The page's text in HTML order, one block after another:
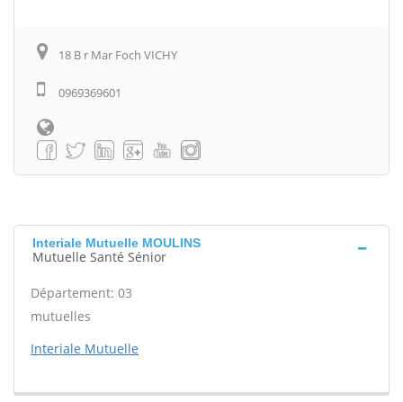
18 B r Mar Foch VICHY
0969369601
Interiale Mutuelle MOULINS
Mutuelle Santé Sénior
Département: 03
mutuelles
Interiale Mutuelle